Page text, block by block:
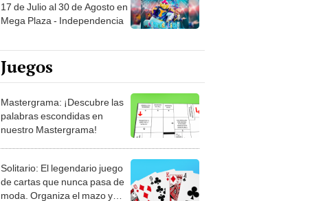
17 de Julio al 30 de Agosto en
Mega Plaza - Independencia
Juegos
Mastergrama: ¡Descubre las
palabras escondidas en
nuestro Mastergrama!
Solitario: El legendario juego
de cartas que nunca pasa de
moda. Organiza el mazo y